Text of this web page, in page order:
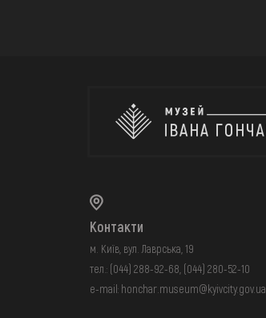
Контакти
м. Київ, вул. Лаврська, 19
тел.: (044) 288-92-68 (044) 280-52-10
e-mail: honchar.museum@kyivcity.gov.ua